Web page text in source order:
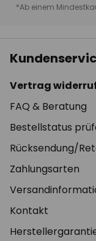
*Ab einem
Vertrag
FAQ & Beratung
Bestellstatus
Rücksendung/
Zahlungsarten
Kontakt